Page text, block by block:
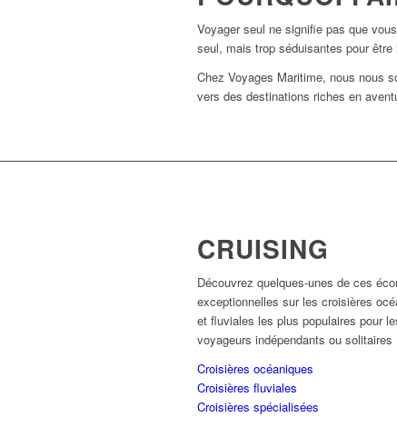
Voyager seul ne signifie pas que
seul, mais trop séduisantes pour être
Chez Voyages Maritime, nous nous
vers des destinations riches en
CRUISING
Découvrez quelques-unes de ces
exceptionnelles sur les croisières
et fluviales les plus populaires pour
voyageurs indépendants ou solitaires
Croisières océaniques
Croisières fluviales
Croisières spécialisées